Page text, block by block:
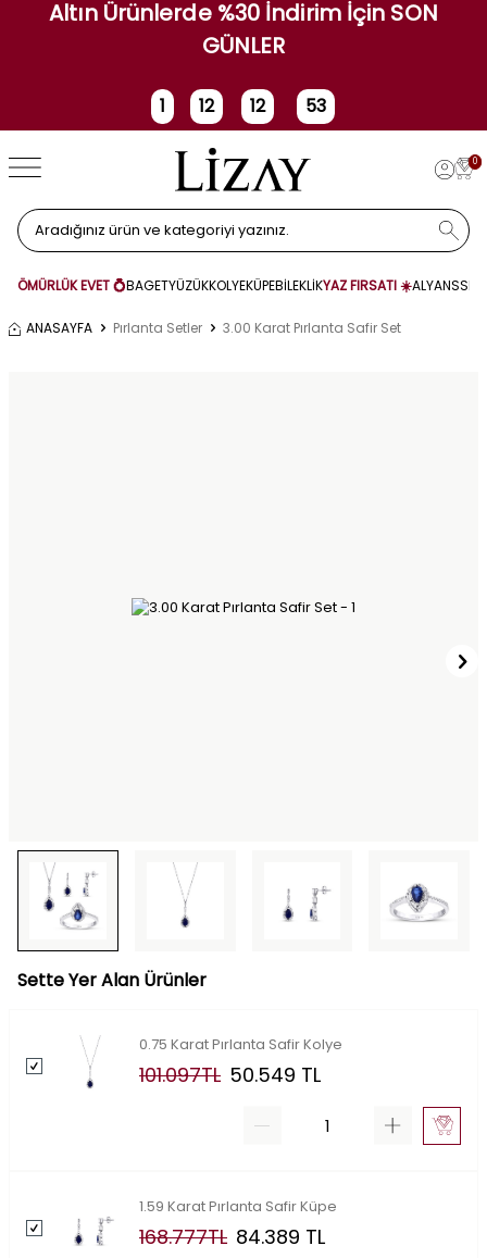
Altın Ürünlerde %30 İndirim İçin SON
GÜNLER
1
Gün
12
Saat
12 53
0
ÖMÜRLÜK EVET 💍BAGETYÜZÜKKOLYEKÜPEBİLEKLİKYAZ FIRSATI ☀️ALYANS
ANASAYFA Pırlanta Setler 3.00 Karat Pırlanta Safir Set
Sette Yer Alan Ürünler
0.75 Karat Pırlanta Safir Kolye
101.097TL 50.549 TL
1.59 Karat Pırlanta Safir Küpe
168.777TL 84.389 TL